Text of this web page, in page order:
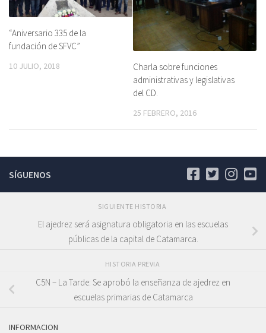
“Aniversario 335 de la
fundación de SFVC”
10 JULIO, 2018
Charla sobre funciones
administrativas y legislativas
del CD.
25 FEBRERO, 2016
SÍGUENOS
SIGUIENTE HISTORIA
El ajedrez será asignatura obligatoria en las escuelas
públicas de la capital de Catamarca.
HISTORIA PREVIA
C5N – La Tarde: Se aprobó la enseñanza de ajedrez en
escuelas primarias de Catamarca
INFORMACION